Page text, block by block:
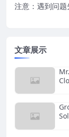
注意：遇到问题
文章展示